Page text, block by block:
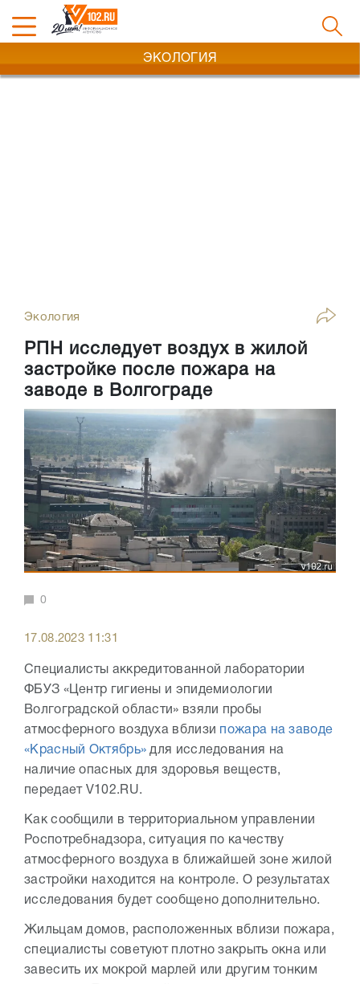
ЭКОЛОГИЯ
Экология
РПН исследует воздух в жилой
застройке после пожара на
заводе в Волгограде
0
17.08.2023 11:31
Специалисты аккредитованной лаборатории
ФБУЗ «Центр гигиены и эпидемиологии
Волгоградской области» взяли пробы
атмосферного воздуха вблизи пожара на заводе
«Красный Октябрь» для исследования на
наличие опасных для здоровья веществ,
передает V102.RU.
Как сообщили в территориальном управлении
Роспотребнадзора, ситуация по качеству
атмосферного воздуха в ближайшей зоне жилой
застройки находится на контроле. О результатах
исследования будет сообщено дополнительно.
Жильцам домов, расположенных вблизи пожара,
специалисты советуют плотно закрыть окна или
завесить их мокрой марлей или другим тонким